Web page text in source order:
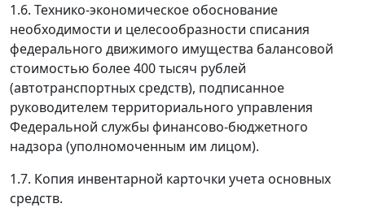
1.6. Технико-экономическое обоснование
необходимости и целесообразности списания
федерального движимого имущества балансовой
стоимостью более 400 тысяч рублей
(автотранспортных средств), подписанное
руководителем территориального управления
Федеральной службы финансово-бюджетного
надзора (уполномоченным им лицом).
1.7. Копия инвентарной карточки учета основных
средств.